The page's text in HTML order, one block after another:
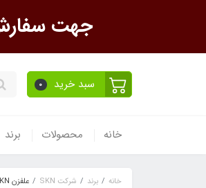
جهت
سبد خرید 0
خانه محصولات برند
خانه برند شرکت SKN علفزن SKN